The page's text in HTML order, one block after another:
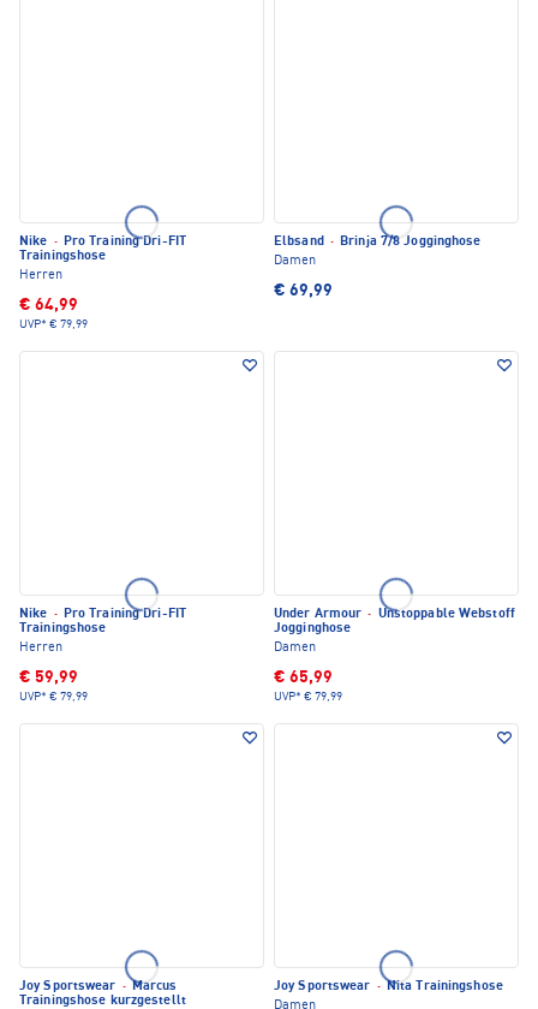
Nike · Pro Training Dri-FIT
Trainingshose
Herren
€ 64,99
UVP* € 79,99
Elbsand · Brinja 7/8 Jogginghose
Damen
€ 69,99
Nike · Pro Training Dri-FIT
Trainingshose
Herren
€ 59,99
UVP* € 79,99
Under Armour · Unstoppable Webstoff
Jogginghose
Damen
€ 65,99
UVP* € 79,99
Joy Sportswear · Marcus
Trainingshose kurzgestellt
Joy Sportswear · Nita Trainingshose
Damen